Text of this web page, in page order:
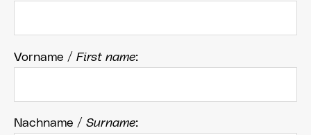
Vorname / First name:
Nachname / Surname: